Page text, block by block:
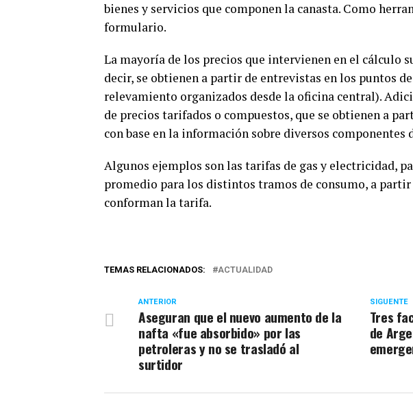
bienes y servicios que componen la canasta. Como
formulario.
La mayoría de los precios que intervienen en el cálculo
decir, se obtienen a partir de entrevistas en los puntos
relevamiento organizados desde la oficina central).
de precios tarifados o compuestos, que se obtienen a
con base en la información sobre diversos
Algunos ejemplos son las tarifas de gas y electricidad,
promedio para los distintos tramos de consumo, a
conforman la tarifa.
TEMAS RELACIONADOS: ACTUALIDAD
SIGUENTE
Tres
de
ANTERIOR
Aseguran que el nuevo aumento de la
nafta «fue absorbido» por las
petroleras y no se trasladó al
surtidor